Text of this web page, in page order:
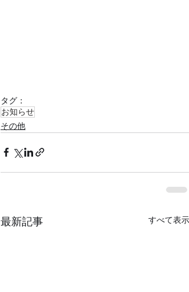
タグ：
お知らせ
その他
最新記事 すべて表示